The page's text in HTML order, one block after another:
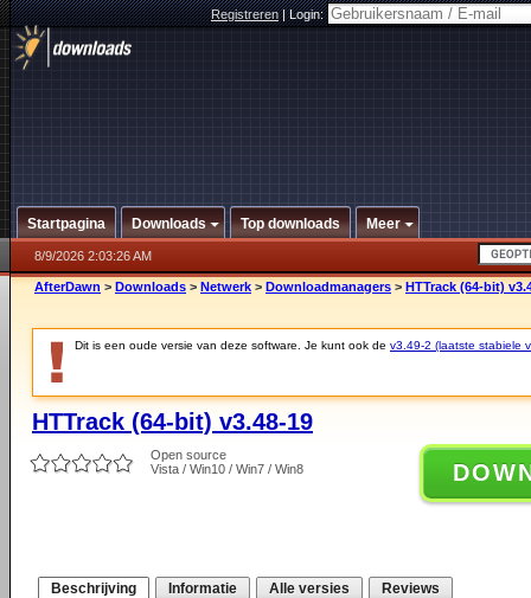
Registreren|Login:
Startpagina Downloads Top downloads Meer
8/9/2026 2:03:26 AM
AfterDawn > Downloads > Netwerk > Downloadmanagers > HTTrack (64-bit)
Dit is een oude versie van deze software. Je kunt ook de v3.49-2 (laatste stabiele
HTTrack (64-bit) v3.48-19
Open source
Vista / Win10 / Win7 / Win8
Beschrijving Informatie Alle versies Reviews